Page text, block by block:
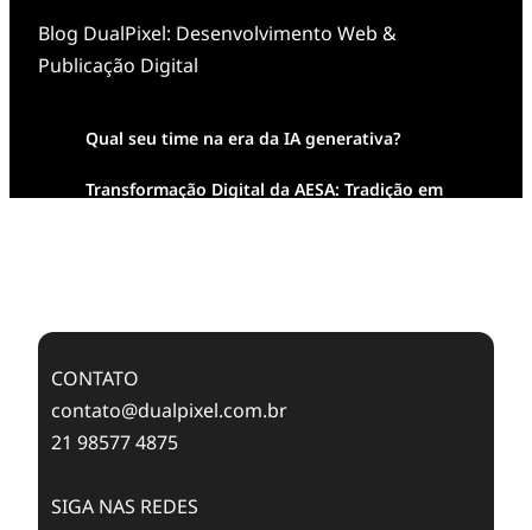
Blog DualPixel: Desenvolvimento Web &
Publicação Digital
Qual seu time na era da IA generativa?
Transformação Digital da AESA: Tradição em
CONTATO
contato@dualpixel.com.br
21 98577 4875
SIGA NAS REDES